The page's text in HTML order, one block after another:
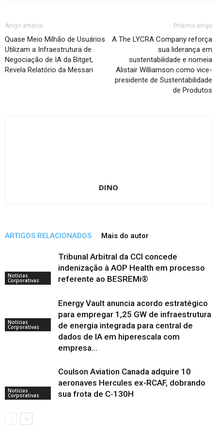
Artigo anterior
Quase Meio Milhão de Usuários
Utilizam a Infraestrutura de
Negociação de IA da Bitget,
Revela Relatório da Messari
Próximo artigo
A The LYCRA Company reforça
sua liderança em
sustentabilidade e nomeia
Alistair Williamson como vice-
presidente de Sustentabilidade
de Produtos
DINO
ARTIGOS RELACIONADOS Mais do autor
Notícias
Corporativas
Tribunal Arbitral da CCI concede
indenização à AOP Health em processo
referente ao BESREMi®
Notícias
Corporativas
Energy Vault anuncia acordo estratégico
para empregar 1,25 GW de infraestrutura
de energia integrada para central de
dados de IA em hiperescala com
empresa...
Notícias
Corporativas
Coulson Aviation Canada adquire 10
aeronaves Hercules ex-RCAF, dobrando
sua frota de C-130H